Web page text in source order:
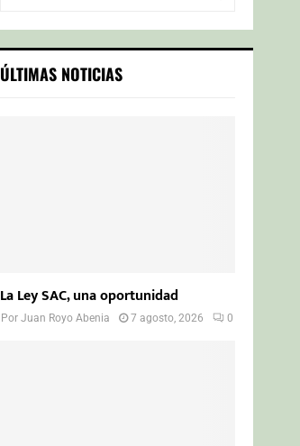
c
h
S
ÚLTIMAS NOTICIAS
La Ley SAC, una oportunidad
PorJuan Royo Abenia 7 agosto, 2026 0